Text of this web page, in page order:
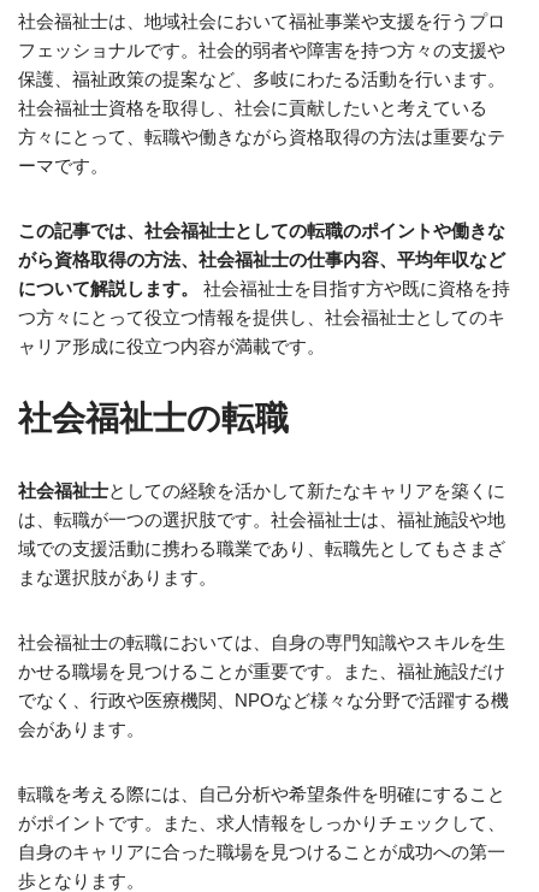
社会福祉士は、地域社会において福祉事業や支援を行うプロ
フェッショナルです。社会的弱者や障害を持つ方々の支援や
保護、福祉政策の提案など、多岐にわたる活動を行います。
社会福祉士資格を取得し、社会に貢献したいと考えている
方々にとって、転職や働きながら資格取得の方法は重要なテ
ーマです。
この記事では、社会福祉士としての転職のポイントや働きな
がら資格取得の方法、社会福祉士の仕事内容、平均年収など
について解説します。
社会福祉士を目指す方や既に資格を持
つ方々にとって役立つ情報を提供し、社会福祉士としてのキ
ャリア形成に役立つ内容が満載です。
社会福祉士の転職
社会福祉士としての経験を活かして新たなキャリアを築くに
は、転職が一つの選択肢です。社会福祉士は、福祉施設や地
域での支援活動に携わる職業であり、転職先としてもさまざ
まな選択肢があります。
社会福祉士の転職においては、自身の専門知識やスキルを生
かせる職場を見つけることが重要です。また、福祉施設だけ
でなく、行政や医療機関、NPOなど様々な分野で活躍する機
会があります。
転職を考える際には、自己分析や希望条件を明確にすること
がポイントです。また、求人情報をしっかりチェックして、
自身のキャリアに合った職場を見つけることが成功への第一
歩となります。